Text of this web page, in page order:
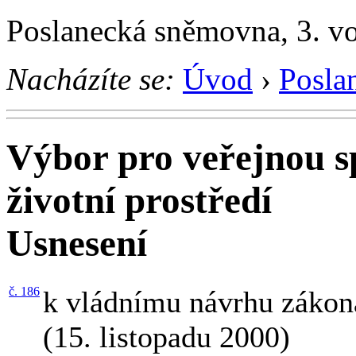
Poslanecká sněmovna, 3.
Nacházíte se: Úvod ›
Výbor pro veřejnou
životní prostředí
Usnesení
č. 186 k vládnímu návrhu
(15. listopadu 2000)